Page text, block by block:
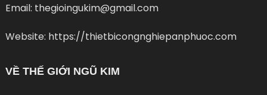
Email: thegioingukim@gmail.com
Website: https://thietbicongnghiepanphuoc.com
VỀ THẾ GIỚI NGŨ KIM